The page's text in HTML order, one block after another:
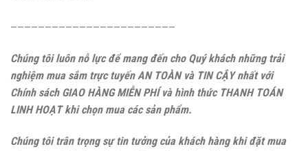
————————————————————————
Chúng tôi luôn nỗ lực để mang đến cho Quý khách những trải
nghiệm mua sắm trực tuyến AN TOÀN và TIN CẬY nhất với
Chính sách GIAO HÀNG MIỄN PHÍ và hình thức THANH TOÁN
LINH HOẠT khi chọn mua các sản phẩm.
Chúng tôi trân trọng sự tin tưởng của khách hàng khi đặt mua